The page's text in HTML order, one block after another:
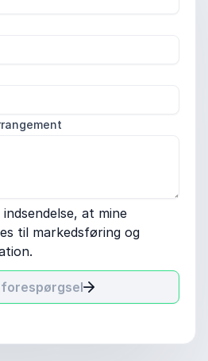
at mine
til markedsføring og
forespørgsel